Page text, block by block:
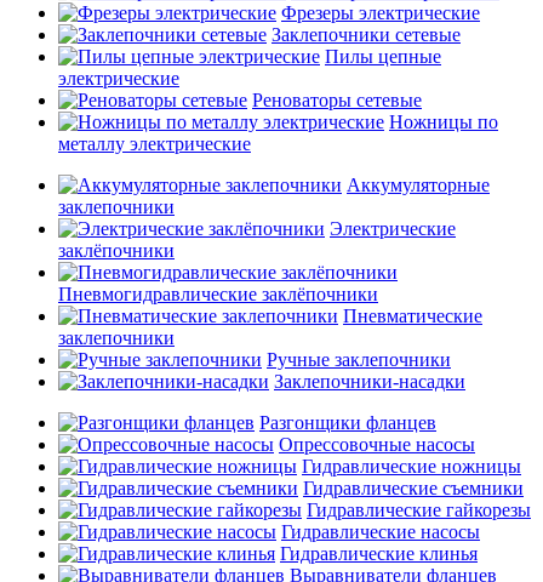
Фрезеры электрические
Заклепочники сетевые
Пилы цепные
электрические
Реноваторы сетевые
Ножницы по
металлу электрические
Аккумуляторные
заклепочники
Электрические
заклёпочники
Пневмогидравлические заклёпочники
Пневматические
заклепочники
Ручные заклепочники
Заклепочники-насадки
Разгонщики фланцев
Опрессовочные насосы
Гидравлические ножницы
Гидравлические съемники
Гидравлические гайкорезы
Гидравлические насосы
Гидравлические клинья
Выравниватели фланцев